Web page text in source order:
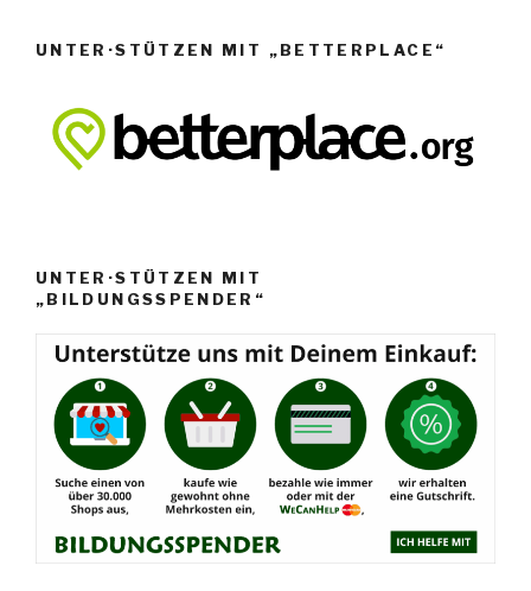
UNTER·STÜTZEN MIT „BETTERPLACE“
UNTER·STÜTZEN MIT
„BILDUNGSSPENDER“